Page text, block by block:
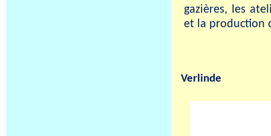
gazières, les
et la production
Verlinde